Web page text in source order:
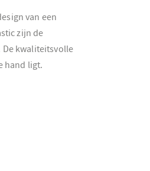
van een
zijn de
De kwaliteitsvolle
hand ligt.